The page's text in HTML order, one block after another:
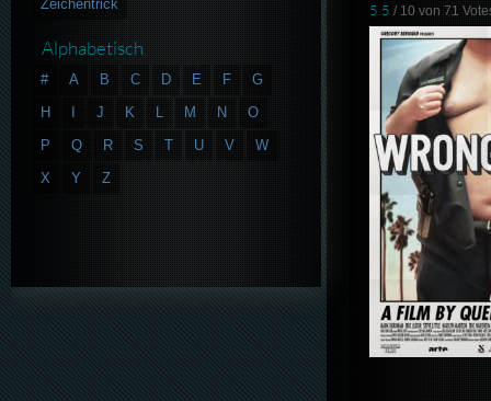
5.5 / 10 von71
Zeichentrick
Alphabetisch
# A B C D E F
G
H
J K L M N
O
P
Q R S T U V
W
X
Y Z